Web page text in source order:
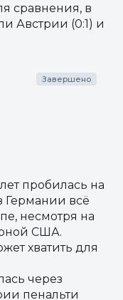
сравнения, в
Австрии (0:1) и
Завершено
пробилась на
Германии всё
несмотря на
США.
хватить для
через
пенальти